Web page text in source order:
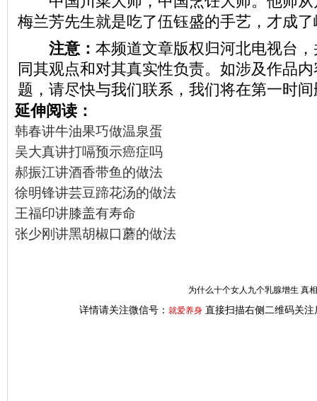
梅兰芳先生就是吃了伍钰盛的手艺，才成
注意： 本频道文章版权归河北电视台
同其观点和对其真实性负责。如涉及作品
题，请尽快与我们联系，我们将在第一时
延伸阅读：
韩春讲牛油果巧做温泉蛋
吴大真讲打嗝预示癌症吗
郝振江讲酒香带鱼的做法
徐明锋讲芸豆蹄花汤的做法
王福印讲膝盖有寿命
张少刚讲黑胡椒口蘑的做法
为什么十个女人九个乳腺增生 真
详情请关注微信号： 就爱养身 直接扫描右侧二维码关注